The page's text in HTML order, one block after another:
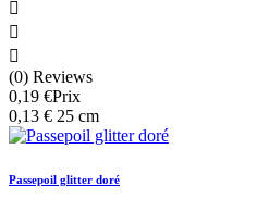



(0) Reviews
0,19 €Prix
0,13 € 25 cm
Passepoil glitter doré